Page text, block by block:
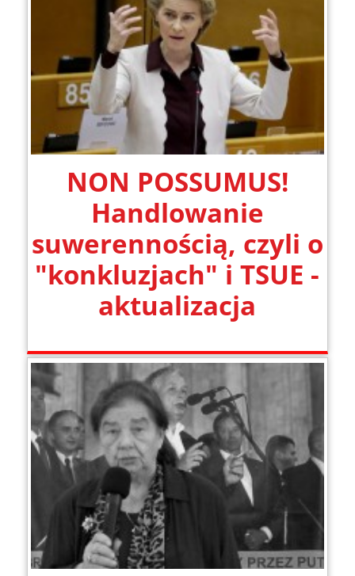
NON POSSUMUS!
Handlowanie
suwerennością, czyli o
"konkluzjach" i TSUE -
aktualizacja